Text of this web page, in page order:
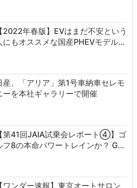
【2022年春版】EVはまだ不安という
にもオススメな国産PHEVモデル…
産、「アリア」第1号車納車セレモ
ーを本社ギャラリーで開催
【第41回JAIA試乗会レポート④】ゴ
フ8の本命パワートレインか？ G…
【ワンダー速報】東京オートサロン